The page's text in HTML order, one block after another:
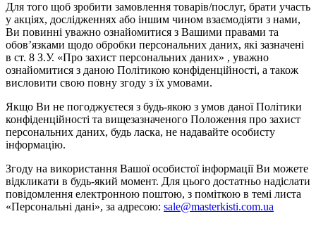
Для того щоб зробити замовлення товарів/послуг, брати участь
у акціях, дослідженнях або іншим чином взаємодіяти з нами,
Ви повинні уважно ознайомитися з Вашими правами та
обов’язками щодо обробки персональних даних, які зазначені
в ст. 8 З.У. «Про захист персональних даних» , уважно
ознайомитися з даною Політикою конфіденційності, а також
висловити свою повну згоду з їх умовами.
Якщо Ви не погоджуєтеся з будь-якою з умов даної Політики
конфіденційності та вищезазначеного Положення про захист
персональних даних, будь ласка, не надавайте особисту
інформацію.
Згоду на використання Вашої особистої інформації Ви можете
відкликати в будь-який момент. Для цього достатньо надіслати
повідомлення електронною поштою, з поміткою в темі листа
«Персональні дані», за адресою: sale@masterkisti.com.ua